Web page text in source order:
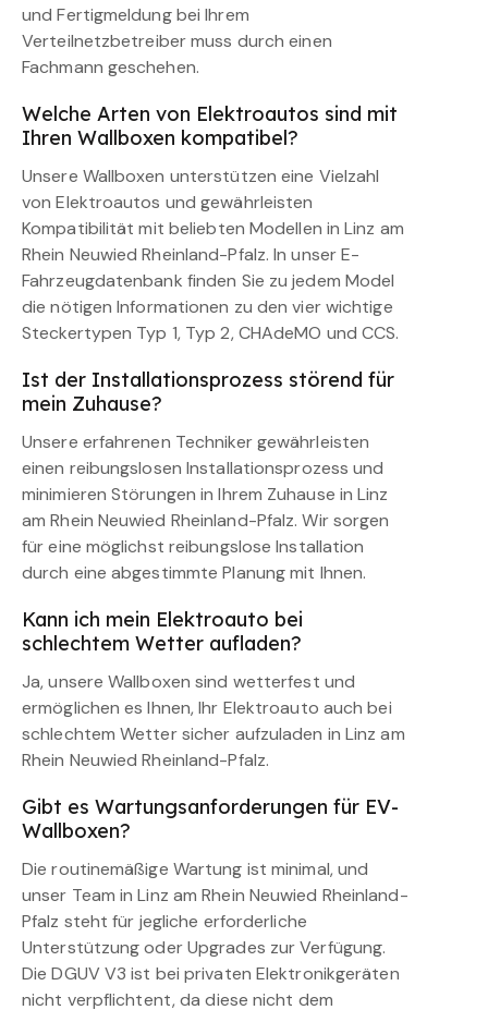
und Fertigmeldung bei Ihrem
Verteilnetzbetreiber muss durch einen
Fachmann geschehen.
Welche Arten von Elektroautos sind mit
Ihren Wallboxen kompatibel?
Unsere Wallboxen unterstützen eine Vielzahl
von Elektroautos und gewährleisten
Kompatibilität mit beliebten Modellen in Linz am
Rhein Neuwied Rheinland-Pfalz. In unser E-
Fahrzeugdatenbank finden Sie zu jedem Model
die nötigen Informationen zu den vier wichtige
Steckertypen Typ 1, Typ 2, CHAdeMO und CCS.
Ist der Installationsprozess störend für
mein Zuhause?
Unsere erfahrenen Techniker gewährleisten
einen reibungslosen Installationsprozess und
minimieren Störungen in Ihrem Zuhause in Linz
am Rhein Neuwied Rheinland-Pfalz. Wir sorgen
für eine möglichst reibungslose Installation
durch eine abgestimmte Planung mit Ihnen.
Kann ich mein Elektroauto bei
schlechtem Wetter aufladen?
Ja, unsere Wallboxen sind wetterfest und
ermöglichen es Ihnen, Ihr Elektroauto auch bei
schlechtem Wetter sicher aufzuladen in Linz am
Rhein Neuwied Rheinland-Pfalz.
Gibt es Wartungsanforderungen für EV-
Wallboxen?
Die routinemäßige Wartung ist minimal, und
unser Team in Linz am Rhein Neuwied Rheinland-
Pfalz steht für jegliche erforderliche
Unterstützung oder Upgrades zur Verfügung.
Die DGUV V3 ist bei privaten Elektronikgeräten
nicht verpflichtent, da diese nicht dem